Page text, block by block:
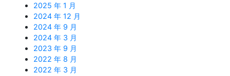
2025 年 1 月
2024 年 12 月
2024 年 9 月
2024 年 3 月
2023 年 9 月
2022 年 8 月
2022 年 3 月